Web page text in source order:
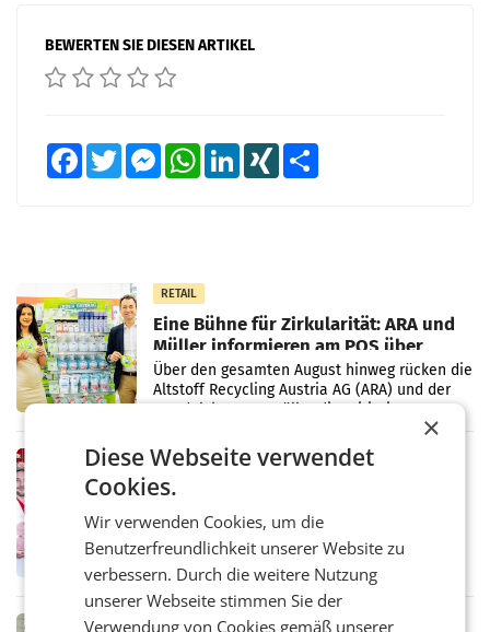
BEWERTEN SIE DIESEN ARTIKEL
FacebookTwitter MessengerWhatsAppLinkedInXING
RETAIL
Eine Bühne für Zirkularität: ARA und
Müller informieren am POS über
Kreislauffähigkeit
Über den gesamten August hinweg rücken die
Altstoff Recycling Austria AG (ARA) und der
Handelskonzern Müller die Initiative
„Kreislauf-Helden“ in allen österreichischen
Müller-Filialen
RETAIL
Penny modernisiert zwei Filialen in
Ober- und Niederösterreich
WIENER NEUDORF. – Im Rahmen einer
laufenden Modernisierungsoffensive
erneuert Penny zwei Filialen in Nieder- und
Oberösterreich. Die beiden Standorte liegen
in Haag sowie im rund
RETAIL
×
Diese Webseite verwendet
Cookies.
Wir verwenden Cookies, um die
Benutzerfreundlichkeit unserer Website zu
verbessern. Durch die weitere Nutzung
unserer Webseite stimmen Sie der
Verwendung von Cookies gemäß unserer